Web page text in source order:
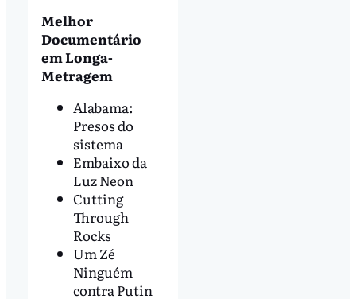
Melhor
Documentário
em Longa-
Metragem
Alabama:
Presos do
sistema
Embaixo da
Luz Neon
Cutting
Through
Rocks
Um Zé
Ninguém
contra Putin